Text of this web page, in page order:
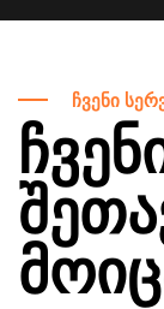
ჩვენი